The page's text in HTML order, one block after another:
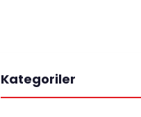
Kategoriler